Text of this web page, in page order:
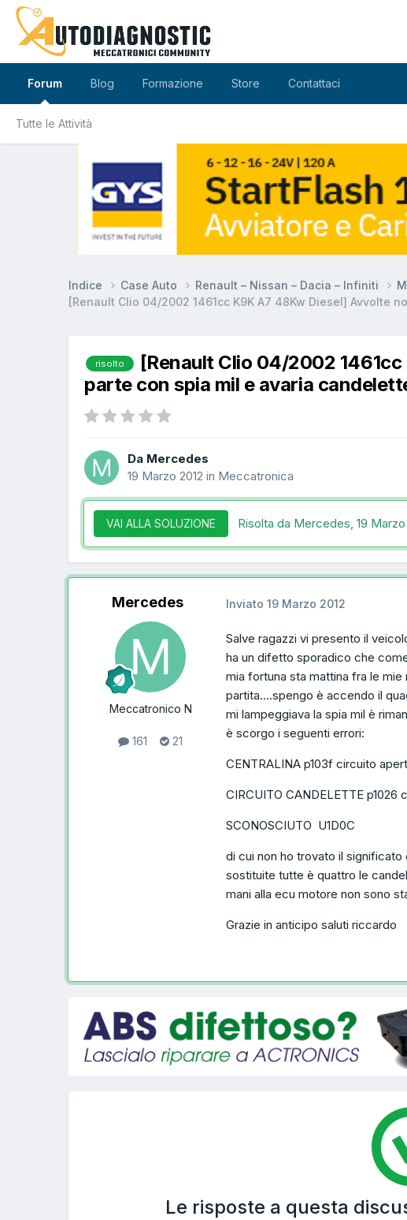
Forum
Tutte le Attività
Blog Formazione Store Contattaci
Indice Case Auto Renault – Nissan – Dacia – Infiniti
[Renault Clio 04/2002 1461cc K9K A7 48Kw Diesel] Avvolte
risolto
[Renault Clio 04/2002
parte con spia mil e avaria
Da Mercedes
19 Marzo 2012 in Meccatronica
VAI ALLA SOLUZIONE Risolta da Mercedes, 19 Marzo
Mercedes
Meccatronico N
161 21
Inviato 19 Marzo 2012
Salve ragazzi vi presento il
ha un difetto sporadico che
mia fortuna sta mattina fra le
partita....spengo è accendo il
mi lampeggiava la spia mil è
è scorgo i seguenti errori:
CENTRALINA p103f circuito
CIRCUITO CANDELETTE p1026
SCONOSCIUTO U1D0C
di cui non ho trovato il
sostituite tutte è quattro le
mani alla ecu motore non sono
Grazie in anticipo saluti riccardo
Le risposte a questa